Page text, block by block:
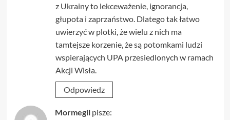
z Ukrainy to lekceważenie, ignorancja,
głupota i zaprzaństwo. Dlatego tak łatwo
uwierzyć w plotki, że wielu z nich ma
tamtejsze korzenie, że są potomkami ludzi
wspierających UPA przesiedlonych w ramach
Akcji Wisła.
Odpowiedz
Mormegil pisze: